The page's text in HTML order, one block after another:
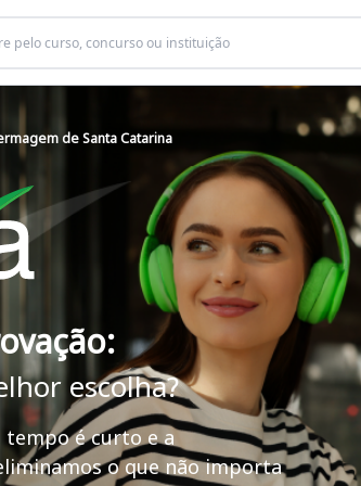
de Santa Catarina
escolha?
tempo é curto e a
o que não importa